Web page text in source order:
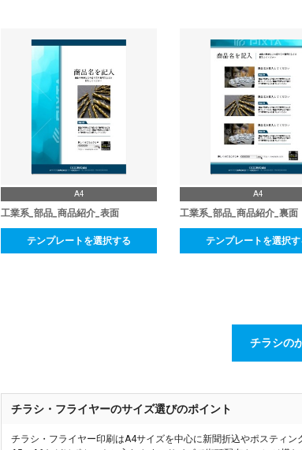
A4
工業系_部品_商品紹介_表面
テンプレートを選択する
A4
工業系_部品_商品紹介_裏面
テンプレートを選択す
チラシの
チラシ・フライヤーのサイズ選びのポイント
チラシ・フライヤー印刷はA4サイズを中心に新聞折込やポスティ